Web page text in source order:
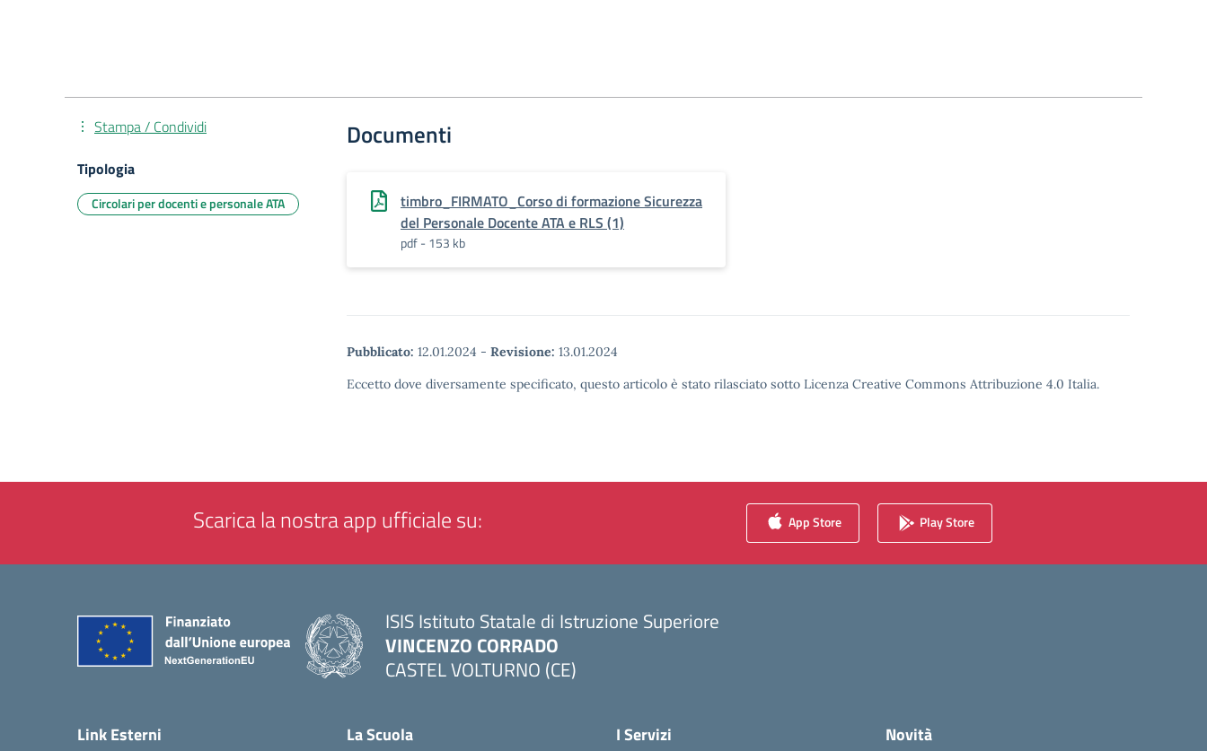
Documenti
timbro_FIRMATO_Corso di formazione Sicurezza
del Personale Docente ATA e RLS (1)
pdf - 153 kb
Pubblicato: 12.01.2024 - Revisione: 13.01.2024
Eccetto dove diversamente specificato, questo articolo è stato rilasciato sotto Licenza Creative Commons Attribuzione 4.0 Italia.
Stampa / Condividi
Tipologia
Circolari per docenti e personale ATA
Scarica la nostra app ufficiale su: App Store Play Store
ISIS Istituto Statale di Istruzione Superiore
VINCENZO CORRADO
CASTEL VOLTURNO (CE)
Link Esterni La Scuola I Servizi Novità